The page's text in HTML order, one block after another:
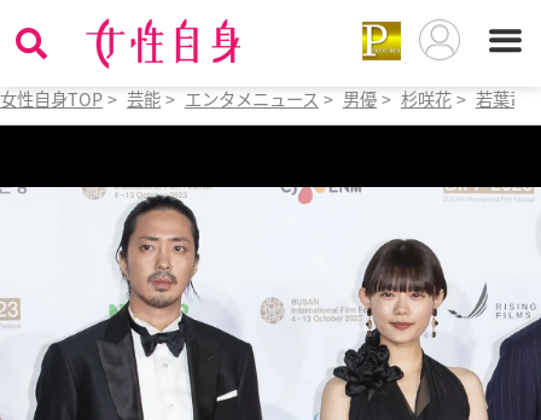
女性自身TOP > 芸能 > エンタメニュース > 男優 > 杉咲花 > 若葉竜